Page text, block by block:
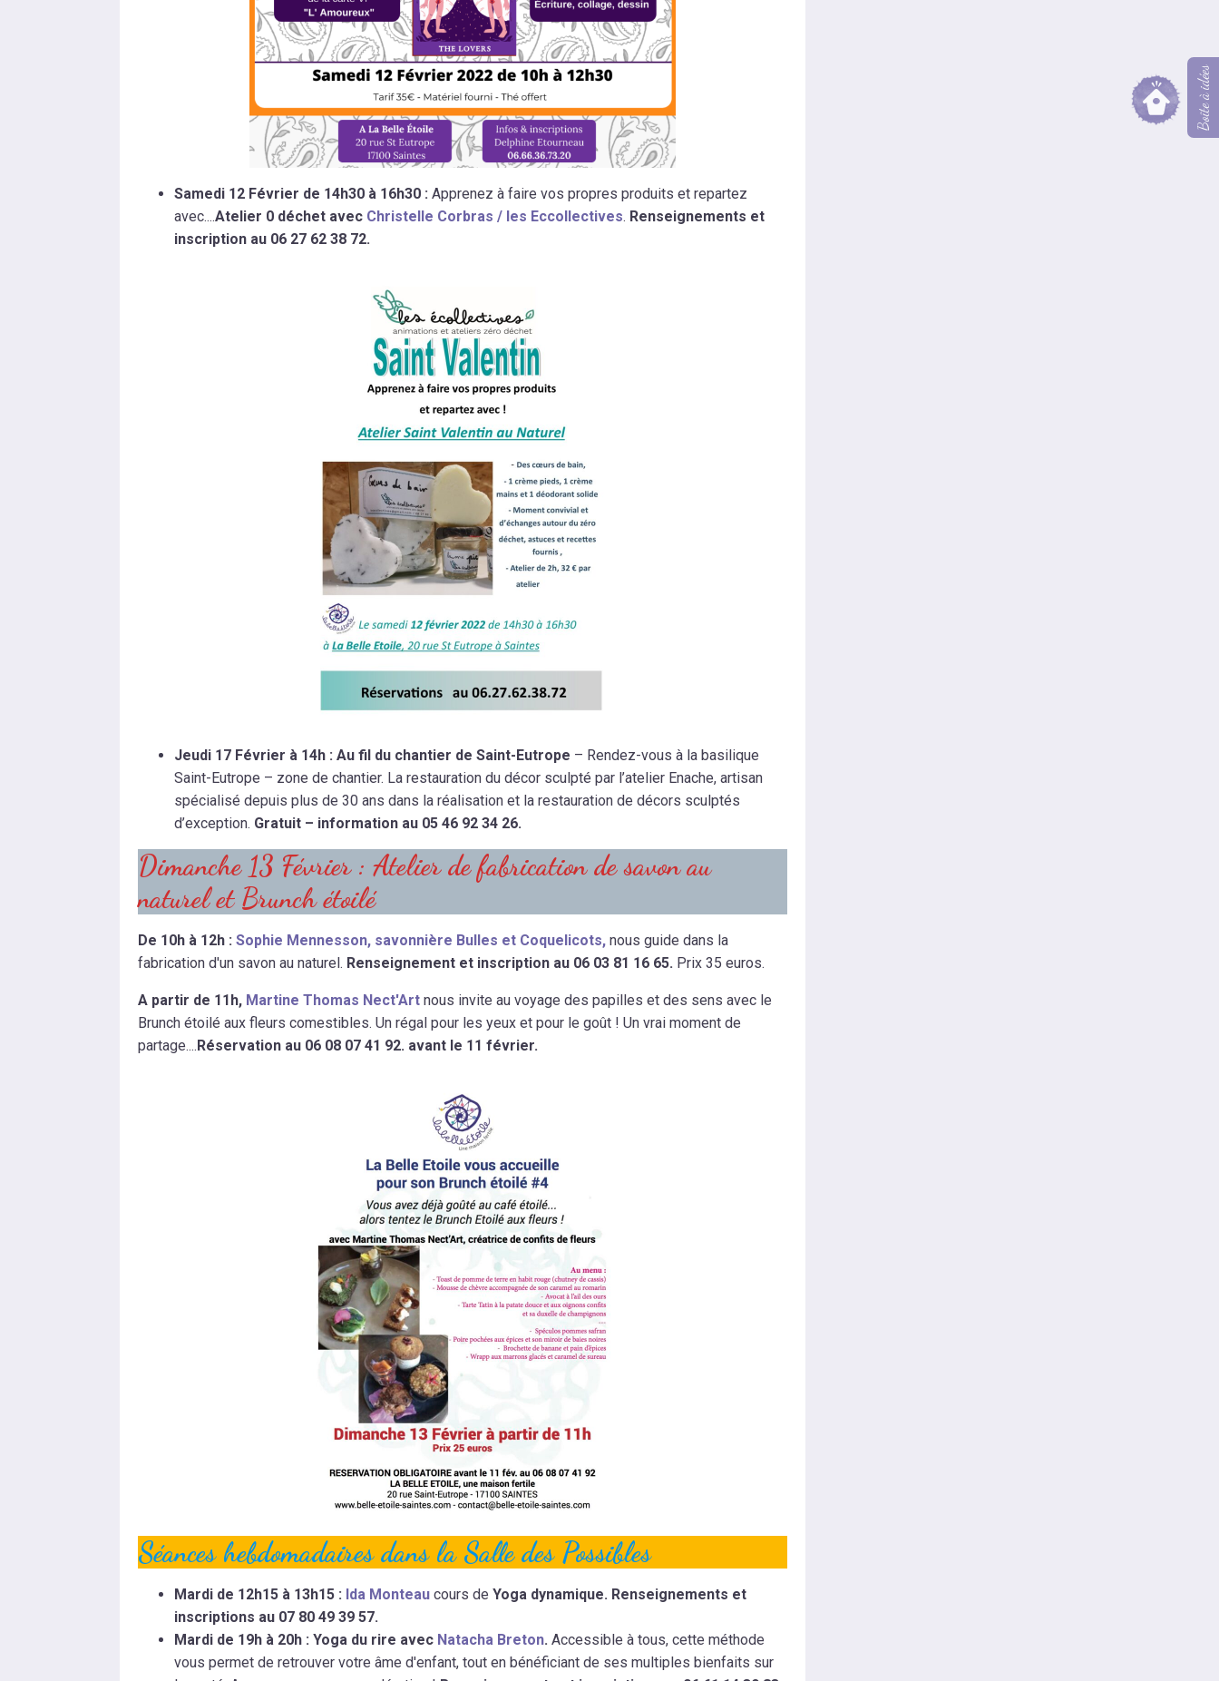
Samedi 12 Février de 14h30 à 16h30 : Apprenez à faire vos propres produits et repartez
avec....Atelier 0 déchet avec Christelle Corbras / les Eccollectives. Renseignements et
inscription au 06 27 62 38 72.
Jeudi 17 Février à 14h : Au fil du chantier de Saint-Eutrope – Rendez-vous à la basilique
Saint-Eutrope – zone de chantier. La restauration du décor sculpté par l’atelier Enache, artisan
spécialisé depuis plus de 30 ans dans la réalisation et la restauration de décors sculptés
d’exception. Gratuit – information au 05 46 92 34 26.
Dimanche 13 Février : Atelier de fabrication de savon au
naturel et Brunch étoilé
De 10h à 12h : Sophie Mennesson, savonnière Bulles et Coquelicots, nous guide dans la
fabrication d'un savon au naturel. Renseignement et inscription au 06 03 81 16 65. Prix 35 euros.
A partir de 11h, Martine Thomas Nect'Art nous invite au voyage des papilles et des sens avec le
Brunch étoilé aux fleurs comestibles. Un régal pour les yeux et pour le goût ! Un vrai moment de
partage....Réservation au 06 08 07 41 92. avant le 11 février.
Séances hebdomadaires dans la Salle des Possibles
Mardi de 12h15 à 13h15 : Ida Monteau cours de Yoga dynamique. Renseignements et
inscriptions au 07 80 49 39 57.
Mardi de 19h à 20h : Yoga du rire avec Natacha Breton. Accessible à tous, cette méthode
vous permet de retrouver votre âme d'enfant, tout en bénéficiant de ses multiples bienfaits sur
Boîte à idées